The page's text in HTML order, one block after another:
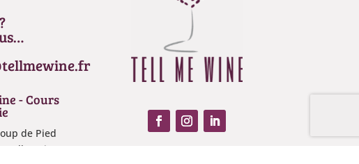
- Cours
de Pied
Saint-
Personnalisez vos préférences pour contrôler la manière dont